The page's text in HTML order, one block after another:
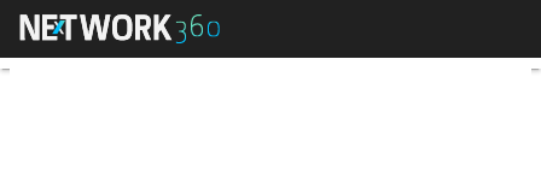
Los partners de Avaya